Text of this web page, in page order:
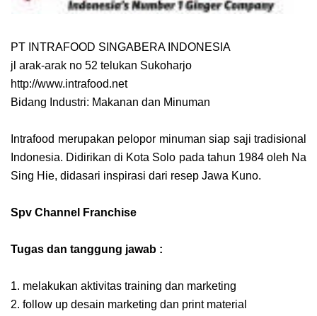
PT INTRAFOOD SINGABERA INDONESIA
jl arak-arak no 52 telukan Sukoharjo
http://www.intrafood.net
Bidang Industri: Makanan dan Minuman
Intrafood merupakan pelopor minuman siap saji tradisional
Indonesia. Didirikan di Kota Solo pada tahun 1984 oleh Na
Sing Hie, didasari inspirasi dari resep Jawa Kuno.
Spv Channel Franchise
Tugas dan tanggung jawab :
1. melakukan aktivitas training dan marketing
2. follow up desain marketing dan print material